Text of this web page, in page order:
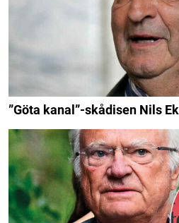
”Göta kanal”-skådisen Nils